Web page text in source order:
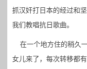
抓汉奸打日本的经过和
我们教唱抗日歌曲。
在一个地方住的稍久
女儿来了，每次转移都